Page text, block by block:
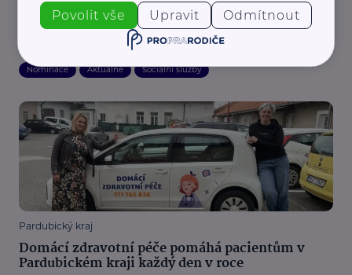
Pardubický kraj
Nominujte své favority na prestižní cenu Duhové
Nominace Aktuálně Sociální služby
Pardubický kraj
Domácí zdravotní péče pomáhá pacientům v
Pardubickém kraji každý den v roce
Povolit vše Upravit Odmítnout